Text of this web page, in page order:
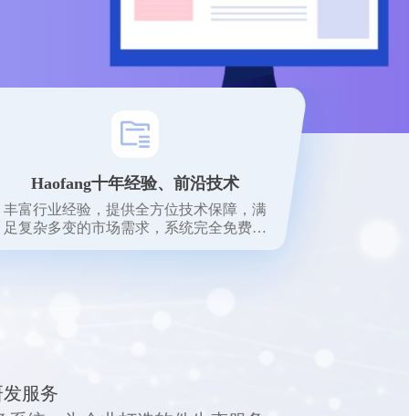
Haofang十年经验、前沿技术
丰富行业经验，提供全方位技术保障，满
足复杂多变的市场需求，系统完全免费使
服务